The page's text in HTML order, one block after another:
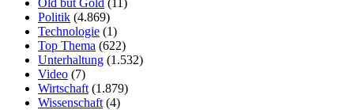
Politik (4.869)
Technologie (1)
Top Thema (622)
Unterhaltung (1.532)
Video (7)
Wirtschaft (1.879)
Wissenschaft (4)